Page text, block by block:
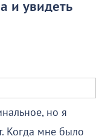
и увидеть
но я
Когда мне было